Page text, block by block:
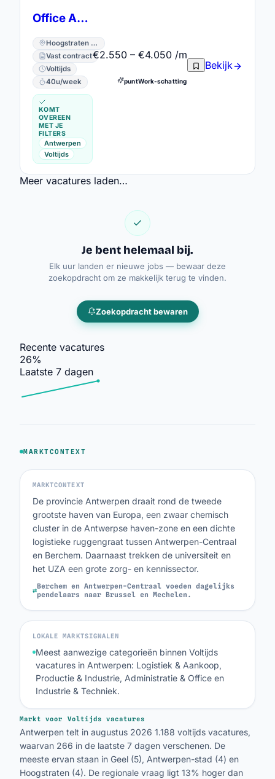
Office Assistant
Hoogstraten · Antwerpen
Vast contract
Voltijds
40u/week
KOMT
OVEREEN
MET JE
FILTERS
Antwerpen
Voltijds
€2.550 – €4.050 /m
puntWork-schatting
Bekijk
Meer vacatures laden…
Je bent helemaal bij.
Elk uur landen er nieuwe jobs — bewaar deze
zoekopdracht om ze makkelijk terug te vinden.
Zoekopdracht bewaren
Recente vacatures
26%
Laatste 7 dagen
MARKTCONTEXT
MARKTCONTEXT
De provincie Antwerpen draait rond de tweede
grootste haven van Europa, een zwaar chemisch
cluster in de Antwerpse haven-zone en een dichte
logistieke ruggengraat tussen Antwerpen-Centraal
en Berchem. Daarnaast trekken de universiteit en
het UZA een grote zorg- en kennissector.
⇄Berchem en Antwerpen-Centraal voeden dagelijks
pendelaars naar Brussel en Mechelen.
LOKALE MARKTSIGNALEN
Meest aanwezige categorieën binnen Voltijds
vacatures in Antwerpen: Logistiek & Aankoop,
Productie & Industrie, Administratie & Office en
Industrie & Techniek.
Markt voor Voltijds vacatures
Antwerpen telt in augustus 2026 1.188 voltijds vacatures,
waarvan 266 in de laatste 7 dagen verschenen. De
meeste ervan staan in Geel (5), Antwerpen-stad (4) en
Hoogstraten (4). De regionale vraag ligt 13% hoger dan